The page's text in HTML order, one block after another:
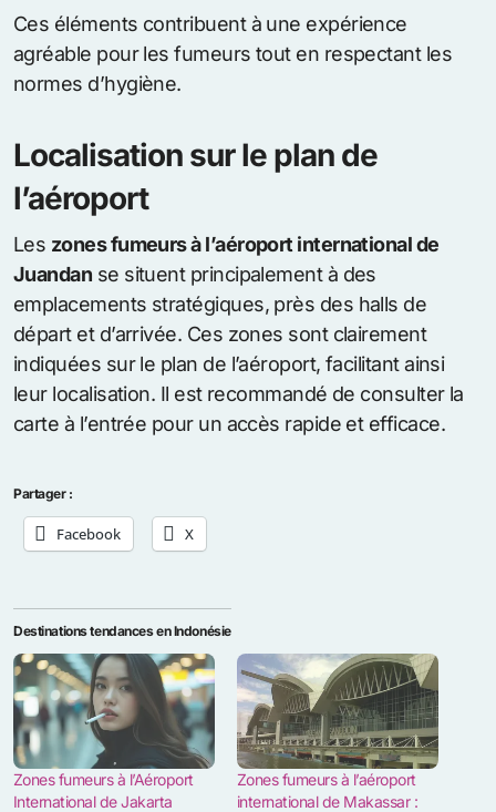
Ces éléments contribuent à une expérience
agréable pour les fumeurs tout en respectant les
normes d’hygiène.
Localisation sur le plan de
l’aéroport
Les zones fumeurs à l’aéroport international de
Juandan se situent principalement à des
emplacements stratégiques, près des halls de
départ et d’arrivée. Ces zones sont clairement
indiquées sur le plan de l’aéroport, facilitant ainsi
leur localisation. Il est recommandé de consulter la
carte à l’entrée pour un accès rapide et efficace.
Partager :
Facebook X
Destinations tendances en Indonésie
Zones fumeurs à l’Aéroport
International de Jakarta
Zones fumeurs à l’aéroport
international de Makassar :